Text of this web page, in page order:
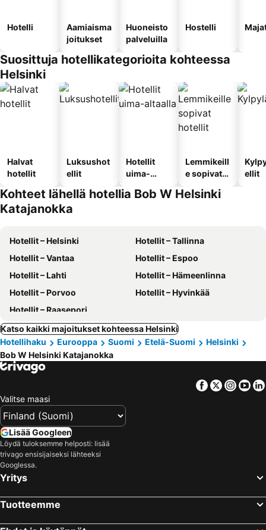
Hotelli
Aamiaisma
joitukset
Huoneisto
palveluilla
Hostelli
Suosittuja hotellikategorioita kohteessa
Helsinki
Halvat
hotellit
Luksushot
ellit
Hotellit
uima-
Lemmikeill
e sopivat
ellit
Kohteet lähellä hotellia Bob W Helsinki
Katajanokka
Hotellit – Helsinki
Hotellit – Tallinna
Hotellit – Vantaa
Hotellit – Espoo
Hotellit – Lahti
Hotellit – Hämeenlinna
Hotellit – Porvoo
Hotellit – Hyvinkää
Hotellit – Raasepori
Katso kaikki majoitukset kohteessa Helsinki
Hotellihaku
Eurooppa Suomi Etelä-Suomi
Helsinki
Bob W Helsinki Katajanokka
Facebook
Twitter
Valitse maasi
Lisää Googleen
Löydä tuloksemme helposti: lisää
trivago ensisijaiseksi lähteeksi
Googlessa.
Yritys
Tuotteemme